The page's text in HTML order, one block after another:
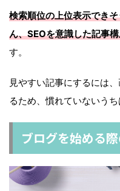
検索順位の上位表示でき
ん、SEOを意識した記事
す。
見やすい記事にするには
るため、慣れていないう
ブログを始める